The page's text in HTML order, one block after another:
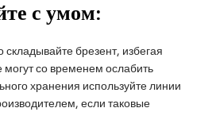
с умом:
брезент, избегая
могут со временем ослабить
хранения используйте линии
если таковые